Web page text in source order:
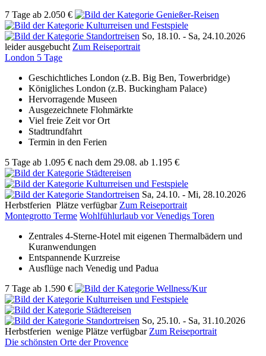
7 Tage ab 2.050 €
So, 18.10. - Sa, 24.10.2026
leider ausgebucht Zum Reiseportrait
London 5 Tage
Geschichtliches London (z.B. Big Ben, Towerbridge)
Königliches London (z.B. Buckingham Palace)
Hervorragende Museen
Ausgezeichnete Flohmärkte
Viel freie Zeit vor Ort
Stadtrundfahrt
Termin in den Ferien
5 Tage ab 1.095 € nach dem 29.08. ab 1.195 €
Sa, 24.10. - Mi, 28.10.2026
Herbstferien Plätze verfügbar Zum Reiseportrait
Montegrotto Terme Wohlfühlurlaub vor Venedigs Toren
Zentrales 4-Sterne-Hotel mit eigenen Thermalbädern und
Kuranwendungen
Entspannende Kurzreise
Ausflüge nach Venedig und Padua
7 Tage ab 1.590 €
So, 25.10. - Sa, 31.10.2026
Herbstferien wenige Plätze verfügbar Zum Reiseportrait
Die schönsten Orte der Provence